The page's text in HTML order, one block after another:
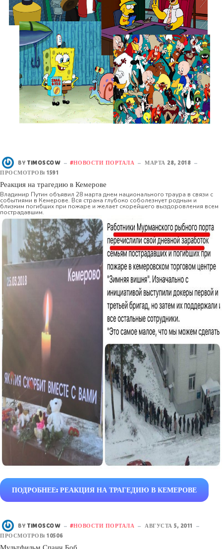
BY TIMOSCOW НОВОСТИ ПОРТАЛА
МАРТА 28, 2018
ПРОСМОТРОВ: 1591
Реакция на трагедию в Кемерове
Владимир Путин объявил 28 марта днем национального траура в связи с
событиями в Кемерове. Вся страна глубоко соболезнует родным и
близким погибших при пожаре и желает скорейшего выздоровления всем
пострадавшим.
ПОДРОБНЕЕ: РЕАКЦИЯ НА ТРАГЕДИЮ В КЕМЕРОВЕ
BY TIMOSCOW НОВОСТИ ПОРТАЛА
АВГУСТА 5, 2011
ПРОСМОТРОВ: 10506
Мультфильм Спанч Боб